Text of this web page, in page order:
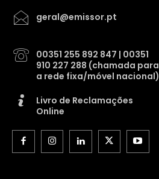
geral@emissor.pt
00351 255 892 847 | 00351
910 227 288 (chamada para
a rede fixa/móvel nacional)
Livro de Reclamações
Online